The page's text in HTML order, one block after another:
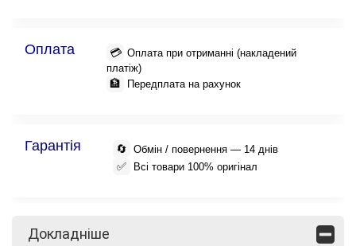
Оплата 💳 Оплата при отриманні (накладений
платіж)
🏦 Передплата на рахунок
Гарантія 🔄 Обмін / повернення — 14 днів
✅ Всі товари 100% оригінал
Докладніше